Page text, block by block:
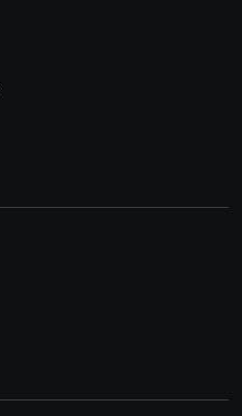
personali.